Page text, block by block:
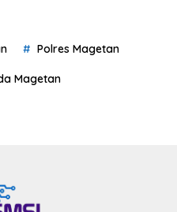
Polres Magetan
Magetan